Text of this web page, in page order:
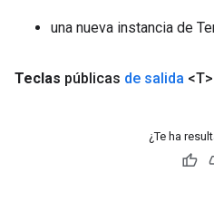
una nueva instancia de
Teclas públicas de salida <T>
¿Te ha